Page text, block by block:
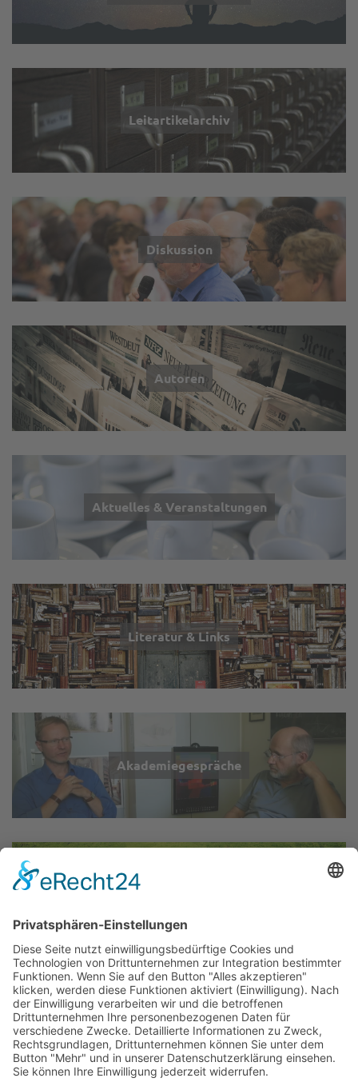
Leitartikelarchiv
Diskussion
Autoren
Aktuelles & Veranstaltungen
Literatur & Links
Akademiegespräche
▲